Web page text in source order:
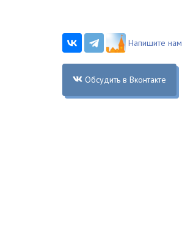
Напишите нам
Обсудить в Вконтакте